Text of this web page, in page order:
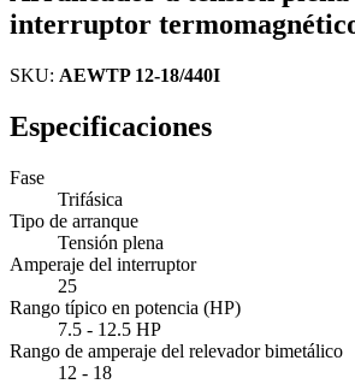
interruptor
SKU: AEWTP 12-18/440I
Especificaciones
Fase
Trifásica
Tipo de arranque
Tensión plena
Amperaje del interruptor
25
Rango típico en potencia (HP)
7.5 - 12.5 HP
Rango de amperaje del relevador bimetálico
12 - 18